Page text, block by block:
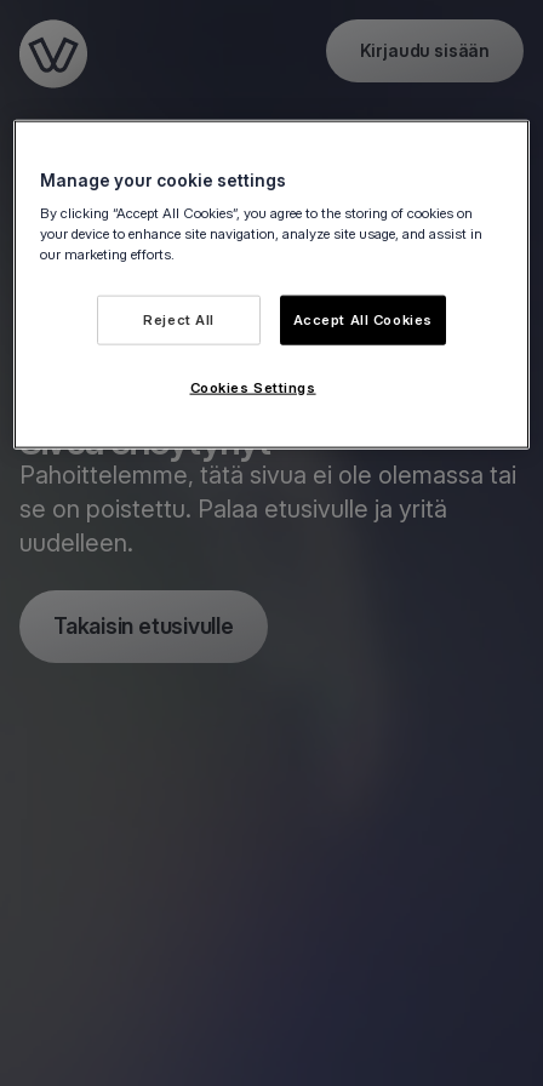
Kirjaudu sisään
Sivua ei löytynyt
Pahoittelemme, tätä sivua ei ole olemassa tai
se on poistettu. Palaa etusivulle ja yritä
uudelleen.
Takaisin etusivulle
Manage your cookie settings
By clicking “Accept All Cookies”, you agree to the storing of cookies on
your device to enhance site navigation, analyze site usage, and assist in
our marketing efforts.
Reject All Accept All Cookies
Cookies Settings